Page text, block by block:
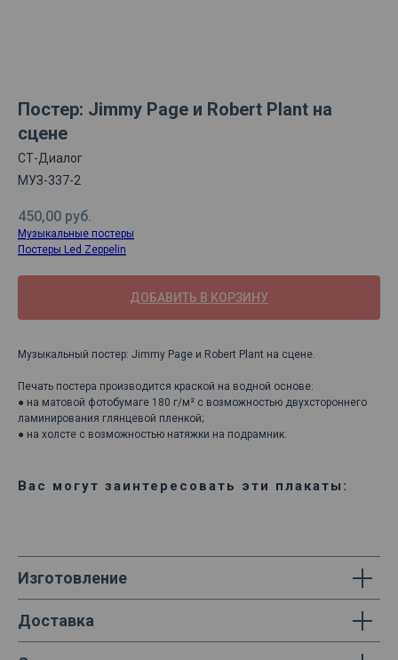
Постер: Jimmy Page и Robert Plant на
сцене
СТ-Диалог
МУЗ-337-2
450,00 руб.
Музыкальные постеры
Постеры Led Zeppelin
ДОБАВИТЬ В КОРЗИНУ
Музыкальный постер: Jimmy Page и Robert Plant на сцене.
Печать постера производится краской на водной основе:
● на матовой фотобумаге 180 г/м² с возможностью двухстороннего
ламинирования глянцевой пленкой;
● на холсте с возможностью натяжки на подрамник.
Вас могут заинтересовать эти плакаты:
Изготовление
Доставка